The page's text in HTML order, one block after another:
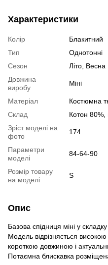
Характеристики
Колір
Блакитний
Тип
Однотонні
Сезон
Літо, Весна
Довжина
виробу
Міні
Матеріал
Костюмна
Склад
Котон 80%,
Зріст моделі на
фото
174
Параметри
моделі
84-64-90
Розмір товару
на моделі
S
Опис
Базова спідниця міні у
Модель відрізняється
короткою довжиною і
Потаємна блискавка